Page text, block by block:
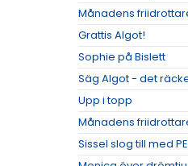
Månadens
Grattis Algot!
Sophie på Bislett
Säg Algot - det
Upp i topp
Månadens
Sissel slog till med